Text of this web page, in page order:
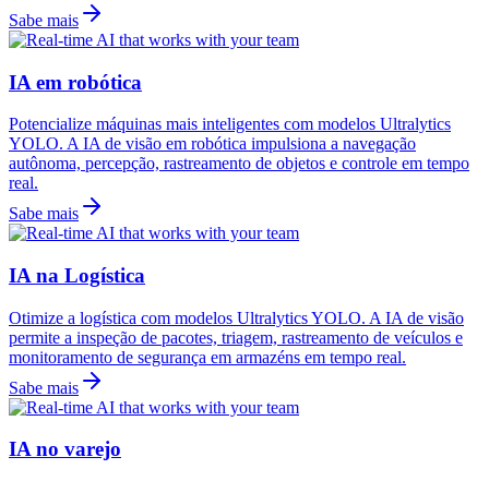
Sabe mais
IA em robótica
Potencialize máquinas mais inteligentes com modelos Ultralytics
YOLO. A IA de visão em robótica impulsiona a navegação
autônoma, percepção, rastreamento de objetos e controle em tempo
real.
Sabe mais
IA na Logística
Otimize a logística com modelos Ultralytics YOLO. A IA de visão
permite a inspeção de pacotes, triagem, rastreamento de veículos e
monitoramento de segurança em armazéns em tempo real.
Sabe mais
IA no varejo